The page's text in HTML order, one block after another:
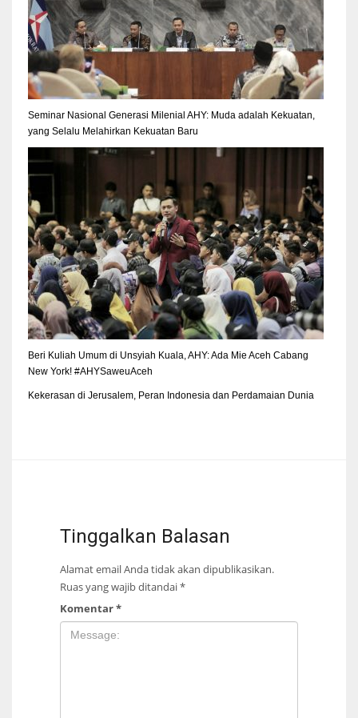
Seminar Nasional Generasi Milenial AHY: Muda adalah Kekuatan,
yang Selalu Melahirkan Kekuatan Baru
Beri Kuliah Umum di Unsyiah Kuala, AHY: Ada Mie Aceh Cabang
New York! #AHYSaweuAceh
Kekerasan di Jerusalem, Peran Indonesia dan Perdamaian Dunia
Tinggalkan Balasan
Alamat email Anda tidak akan dipublikasikan.
Ruas yang wajib ditandai*
Komentar*